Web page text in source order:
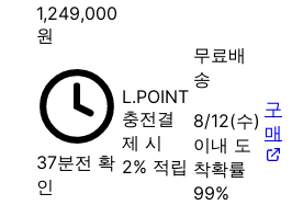
1,249,000
원
37분전 확
인
L.POINT
충전결
제 시
2% 적립
무료배
송
8/12(수)
이내 도
착확률
99%
구
매